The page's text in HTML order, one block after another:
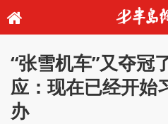
“张雪机车”又夺冠
应：现在已经开始
办